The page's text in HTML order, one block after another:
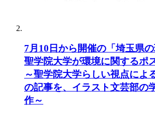
7月10日から開催の「埼玉県
聖学院大学が環境に関するポ
～聖学院大学らしい視点によ
の記事を、イラスト文芸部の
作～